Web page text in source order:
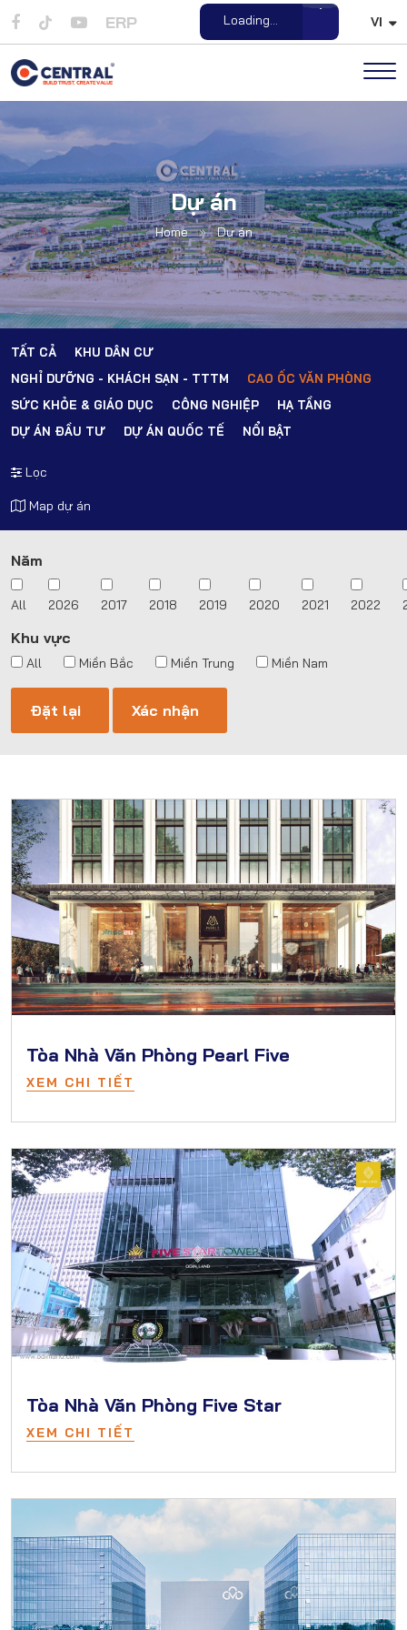
ERP Loading... VI
Dự án
Home » Dự án
TẤT CẢ
KHU DÂN CƯ
NGHỈ DƯỠNG - KHÁCH SẠN - TTTM
CAO ỐC VĂN PHÒNG
SỨC KHỎE & GIÁO DỤC
CÔNG NGHIỆP
HẠ TẦNG
DỰ ÁN ĐẦU TƯ
DỰ ÁN QUỐC TẾ NỔI BẬT
Lọc
Map dự án
Năm
All 2026 2017 2018 2019 2020 2021 2022
Khu vực
All Miền Bắc Miền Trung Miền Nam
Tòa Nhà Văn Phòng Pearl Five
XEM CHI TIẾT
Tòa Nhà Văn Phòng Five Star
XEM CHI TIẾT